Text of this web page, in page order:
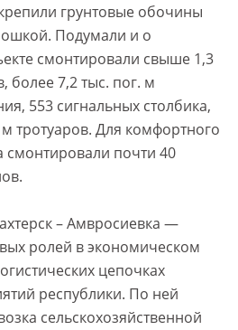
грунтовые обочины
Подумали и о
смонтировали свыше 1,3
более 7,2 тыс. пог. м
553 сигнальных столбика,
тротуаров. Для комфортного
смонтировали почти 40
– Амвросиевка —
ролей в экономическом
цепочках
республики. По ней
сельскохозяйственной